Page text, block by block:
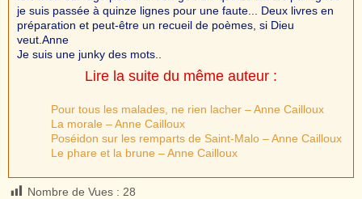
je suis passée à quinze lignes pour une faute... Deux livres en
préparation et peut-être un recueil de poèmes, si Dieu
veut.Anne
Je suis une junky des mots..
Lire la suite du même auteur :
Pour tous les malades, ne rien lacher – Anne Cailloux
La morale – Anne Cailloux
Poséidon sur les remparts de Saint-Malo – Anne Cailloux
Le phare et la brune – Anne Cailloux
Nombre de Vues : 28